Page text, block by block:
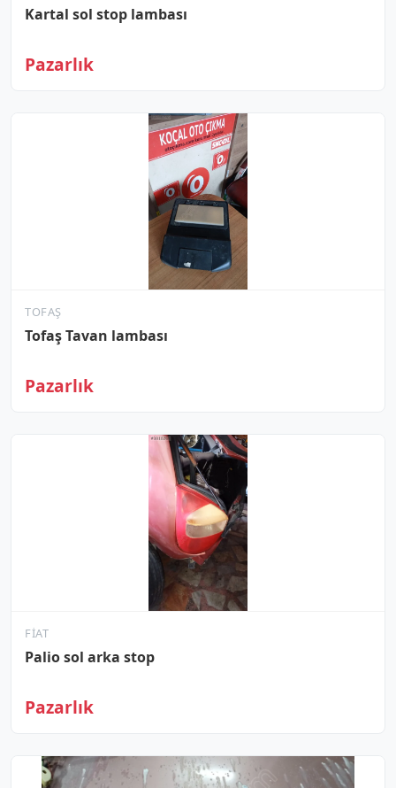
Kartal sol stop lambası
Pazarlık
TOFAŞ
Tofaş Tavan lambası
Pazarlık
FIAT
Palio sol arka stop
Pazarlık